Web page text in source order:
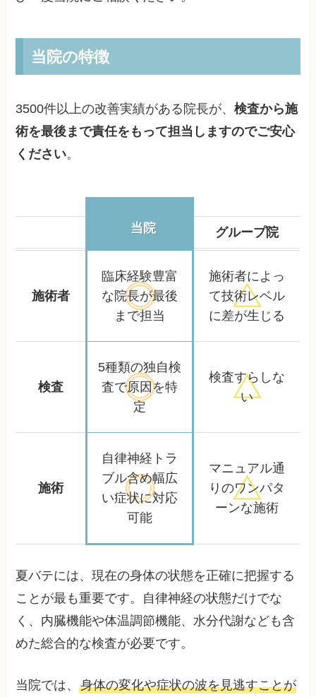
当院の特徴
3500件以上の改善実績がある院長が、検査から施
術を最後まで責任をもって担当しますのでご安心
ください。
当院 グループ院
施術者
臨床経験豊富
な院長が最後
まで担当
施術者によっ
て技術レベル
に差が生じる
検査
5種類の独自検
査で原因を特
定
検査すらしな
い
施術
自律神経トラ
ブル含め幅広
い症状に対応
可能
マニュアル通
りのワンパタ
ーンな施術
夏バテには、現在の身体の状態を正確に把握する
ことが最も重要です。自律神経の状態だけでな
く、内臓機能や体温調節機能、水分代謝なども含
めた総合的な検査が必要です。
当院では、身体の変化や症状の波を見逃すことが